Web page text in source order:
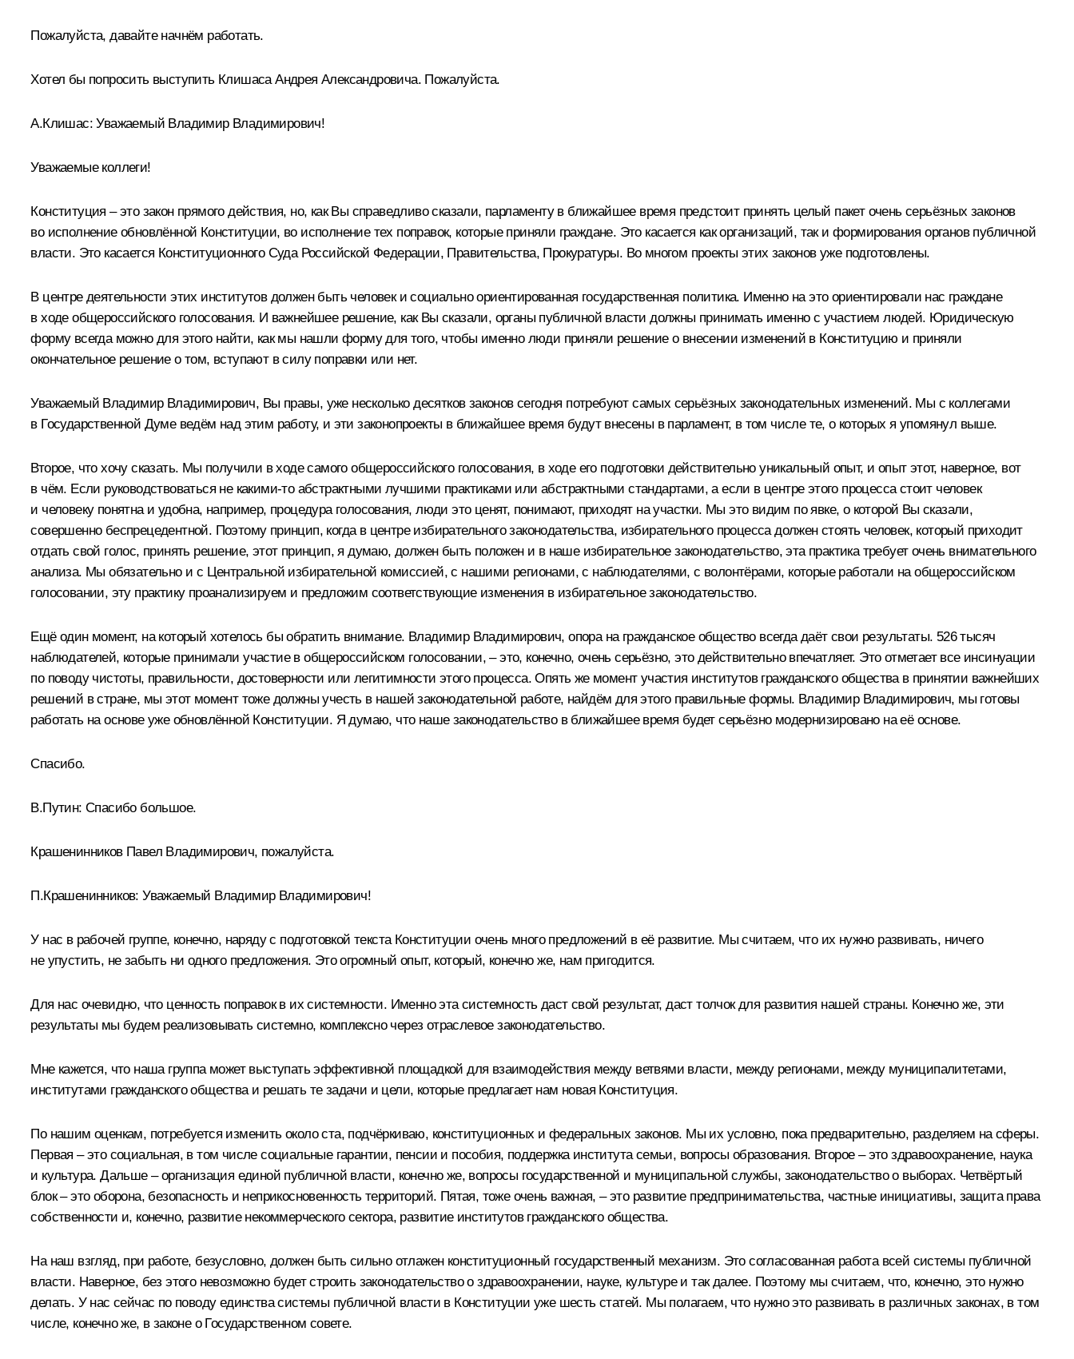
Пожалуйста, давайте начнём работать.
Хотел бы попросить выступить Клишаса Андрея Александровича. Пожалуйста.
А.Клишас: Уважаемый Владимир Владимирович!
Уважаемые коллеги!
Конституция – это закон прямого действия, но, как Вы справедливо сказали, парламенту в ближайшее время предстоит принять целый пакет очень серьёзных законов
во исполнение обновлённой Конституции, во исполнение тех поправок, которые приняли граждане. Это касается как организаций, так и формирования органов публичной
власти. Это касается Конституционного Суда Российской Федерации, Правительства, Прокуратуры. Во многом проекты этих законов уже подготовлены.
В центре деятельности этих институтов должен быть человек и социально ориентированная государственная политика. Именно на это ориентировали нас граждане
в ходе общероссийского голосования. И важнейшее решение, как Вы сказали, органы публичной власти должны принимать именно с участием людей. Юридическую
форму всегда можно для этого найти, как мы нашли форму для того, чтобы именно люди приняли решение о внесении изменений в Конституцию и приняли
окончательное решение о том, вступают в силу поправки или нет.
Уважаемый Владимир Владимирович, Вы правы, уже несколько десятков законов сегодня потребуют самых серьёзных законодательных изменений. Мы с коллегами
в Государственной Думе ведём над этим работу, и эти законопроекты в ближайшее время будут внесены в парламент, в том числе те, о которых я упомянул выше.
Второе, что хочу сказать. Мы получили в ходе самого общероссийского голосования, в ходе его подготовки действительно уникальный опыт, и опыт этот, наверное, вот
в чём. Если руководствоваться не какими-то абстрактными лучшими практиками или абстрактными стандартами, а если в центре этого процесса стоит человек
и человеку понятна и удобна, например, процедура голосования, люди это ценят, понимают, приходят на участки. Мы это видим по явке, о которой Вы сказали,
совершенно беспрецедентной. Поэтому принцип, когда в центре избирательного законодательства, избирательного процесса должен стоять человек, который приходит
отдать свой голос, принять решение, этот принцип, я думаю, должен быть положен и в наше избирательное законодательство, эта практика требует очень внимательного
анализа. Мы обязательно и с Центральной избирательной комиссией, с нашими регионами, с наблюдателями, с волонтёрами, которые работали на общероссийском
голосовании, эту практику проанализируем и предложим соответствующие изменения в избирательное законодательство.
Ещё один момент, на который хотелось бы обратить внимание. Владимир Владимирович, опора на гражданское общество всегда даёт свои результаты. 526 тысяч
наблюдателей, которые принимали участие в общероссийском голосовании, – это, конечно, очень серьёзно, это действительно впечатляет. Это отметает все инсинуации
по поводу чистоты, правильности, достоверности или легитимности этого процесса. Опять же момент участия институтов гражданского общества в принятии важнейших
решений в стране, мы этот момент тоже должны учесть в нашей законодательной работе, найдём для этого правильные формы. Владимир Владимирович, мы готовы
работать на основе уже обновлённой Конституции. Я думаю, что наше законодательство в ближайшее время будет серьёзно модернизировано на её основе.
Спасибо.
В.Путин: Спасибо большое.
Крашенинников Павел Владимирович, пожалуйста.
П.Крашенинников: Уважаемый Владимир Владимирович!
У нас в рабочей группе, конечно, наряду с подготовкой текста Конституции очень много предложений в её развитие. Мы считаем, что их нужно развивать, ничего
не упустить, не забыть ни одного предложения. Это огромный опыт, который, конечно же, нам пригодится.
Для нас очевидно, что ценность поправок в их системности. Именно эта системность даст свой результат, даст толчок для развития нашей страны. Конечно же, эти
результаты мы будем реализовывать системно, комплексно через отраслевое законодательство.
Мне кажется, что наша группа может выступать эффективной площадкой для взаимодействия между ветвями власти, между регионами, между муниципалитетами,
институтами гражданского общества и решать те задачи и цели, которые предлагает нам новая Конституция.
По нашим оценкам, потребуется изменить около ста, подчёркиваю, конституционных и федеральных законов. Мы их условно, пока предварительно, разделяем на сферы.
Первая – это социальная, в том числе социальные гарантии, пенсии и пособия, поддержка института семьи, вопросы образования. Второе – это здравоохранение, наука
и культура. Дальше – организация единой публичной власти, конечно же, вопросы государственной и муниципальной службы, законодательство о выборах. Четвёртый
блок – это оборона, безопасность и неприкосновенность территорий. Пятая, тоже очень важная, – это развитие предпринимательства, частные инициативы, защита права
собственности и, конечно, развитие некоммерческого сектора, развитие институтов гражданского общества.
На наш взгляд, при работе, безусловно, должен быть сильно отлажен конституционный государственный механизм. Это согласованная работа всей системы публичной
власти. Наверное, без этого невозможно будет строить законодательство о здравоохранении, науке, культуре и так далее. Поэтому мы считаем, что, конечно, это нужно
делать. У нас сейчас по поводу единства системы публичной власти в Конституции уже шесть статей. Мы полагаем, что нужно это развивать в различных законах, в том
числе, конечно же, в законе о Государственном совете.